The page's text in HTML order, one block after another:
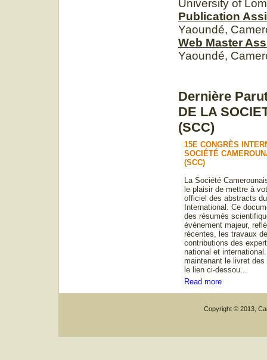
University of
Publication
Yaoundé,
Web Master
Yaoundé,
Dernière
DE LA
(SCC)
15E CONGRÈS
SOCIÉTÉ
(SCC)
La Société
le plaisir de mettre à
officiel des abstracts
International. Ce
des résumés
événement majeur,
récentes, les travaux
contributions des
national et
maintenant le livret
le lien ci-dessou...
Read more
Copyright © 2013,